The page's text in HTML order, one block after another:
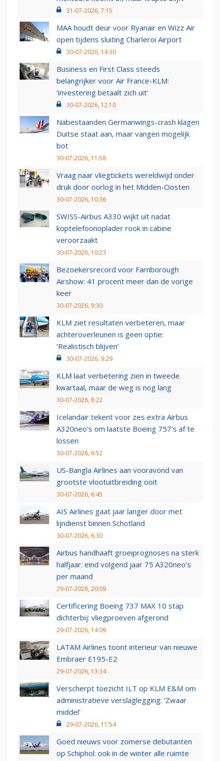
31-07-2026, 7:15
MAA houdt deur voor Ryanair en Wizz Air
open tijdens sluiting Charleroi Airport
30-07-2026, 14:30
Business en First Class steeds
belangrijker voor Air France-KLM:
‘investering betaalt zich uit’
30-07-2026, 12:10
Nabestaanden Germanwings-crash klagen
Duitse staat aan, maar vangen mogelijk
bot
30-07-2026, 11:58
Vraag naar vliegtickets wereldwijd onder
druk door oorlog in het Midden-Oosten
30-07-2026, 10:36
SWISS-Airbus A330 wijkt uit nadat
koptelefoonoplader rook in cabine
veroorzaakt
30-07-2026, 10:23
Bezoekersrecord voor Farnborough
Airshow: 41 procent meer dan de vorige
keer
30-07-2026, 9:30
KLM ziet resultaten verbeteren, maar
achteroverleunen is geen optie:
‘Realistisch blijven’
30-07-2026, 9:29
KLM laat verbetering zien in tweede
kwartaal, maar de weg is nog lang
30-07-2026, 8:22
Icelandair tekent voor zes extra Airbus
A320neo's om laatste Boeing 757's af te
lossen
30-07-2026, 6:52
US-Bangla Airlines aan vooravond van
grootste vlootuitbreiding ooit
30-07-2026, 6:45
AIS Airlines gaat jaar langer door met
lijndienst binnen Schotland
30-07-2026, 6:30
Airbus handhaaft groeiprognoses na sterk
halfjaar: eind volgend jaar 75 A320neo’s
per maand
29-07-2026, 20:09
Certificering Boeing 737 MAX 10 stap
dichterbij: vliegproeven afgerond
29-07-2026, 14:09
LATAM Airlines toont interieur van nieuwe
Embraer E195-E2
29-07-2026, 13:34
Verscherpt toezicht ILT op KLM E&M om
administratieve verslaglegging: ‘Zwaar
middel’
29-07-2026, 11:54
Goed nieuws voor zomerse debutanten
op Schiphol: ook in de winter alle ruimte